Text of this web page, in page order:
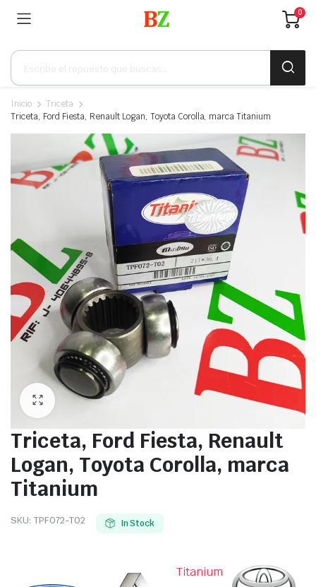
0
Búsqueda
productos
Inicio
Triceta
Triceta, Ford Fiesta, Renault Logan, Toyota Corolla, marca Titanium
Triceta, Ford Fiesta, Renault
Logan, Toyota Corolla, marca
Titanium
SKU: TPFO72-T02 In Stock
Titanium